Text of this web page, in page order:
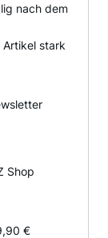
nach dem
Artikel stark
Shop
€